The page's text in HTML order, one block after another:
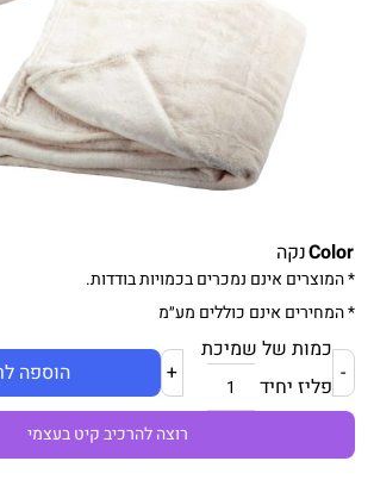
Colorנקה
* המוצרים אינם נמכרים בכמויות בודדות.
* המחירים אינם כוללים מע״מ
כמות של שמיכת
פליז יחיד
הוספה
רוצה להרכיב קיט בעצמי